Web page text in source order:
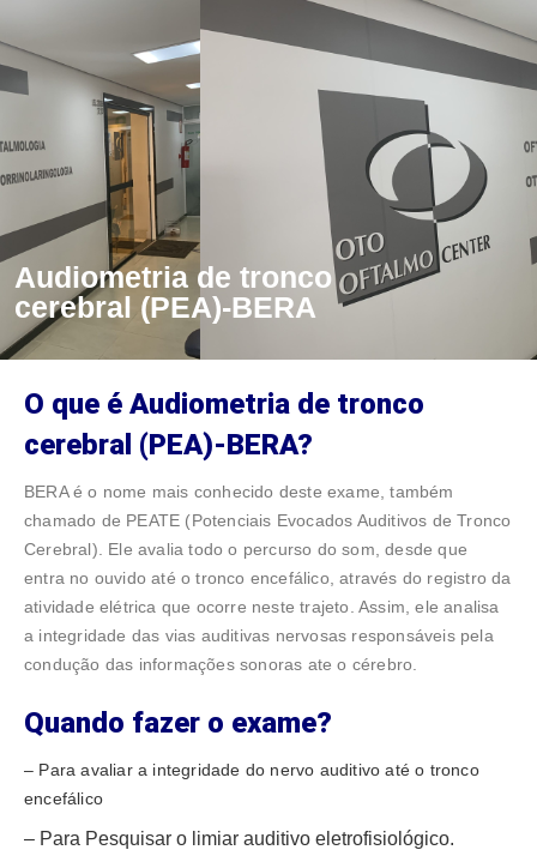
Audiometria de tronco
cerebral (PEA)-BERA
O que é Audiometria de tronco
cerebral (PEA)-BERA?
BERA é o nome mais conhecido deste exame, também
chamado de PEATE (Potenciais Evocados Auditivos de Tronco
Cerebral). Ele avalia todo o percurso do som, desde que
entra no ouvido até o tronco encefálico, através do registro da
atividade elétrica que ocorre neste trajeto. Assim, ele analisa
a integridade das vias auditivas nervosas responsáveis pela
condução das informações sonoras ate o cérebro.
Quando fazer o exame?
– Para avaliar a integridade do nervo auditivo até o tronco
encefálico
– Para Pesquisar o limiar auditivo eletrofisiológico.